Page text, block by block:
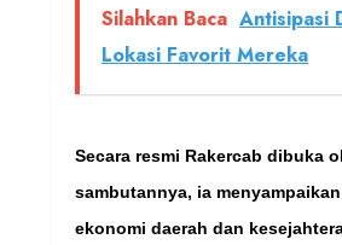
Silahkan Baca Antisipasi
Lokasi Favorit Mereka
Secara resmi Rakercab dibuka
sambutannya, ia
ekonomi daerah dan